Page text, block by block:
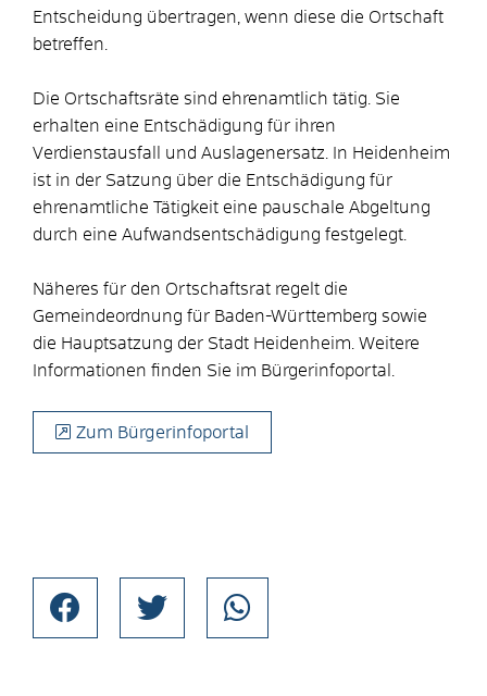
Entscheidung übertragen, wenn diese die Ortschaft
betreffen.
Die Ortschaftsräte sind ehrenamtlich tätig. Sie
erhalten eine Entschädigung für ihren
Verdienstausfall und Auslagenersatz. In Heidenheim
ist in der Satzung über die Entschädigung für
ehrenamtliche Tätigkeit eine pauschale Abgeltung
durch eine Aufwandsentschädigung festgelegt.
Näheres für den Ortschaftsrat regelt die
Gemeindeordnung für Baden-Württemberg sowie
die Hauptsatzung der Stadt Heidenheim. Weitere
Informationen finden Sie im Bürgerinfoportal.
Zum Bürgerinfoportal